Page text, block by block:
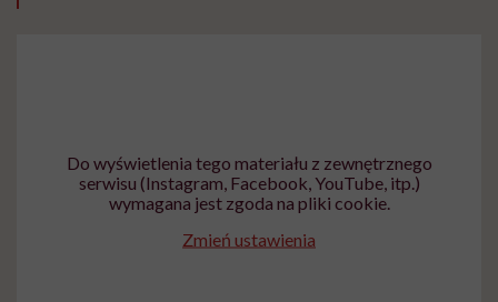
Do wyświetlenia tego materiału z zewnętrznego
serwisu (Instagram, Facebook, YouTube, itp.)
wymagana jest zgoda na pliki cookie.
Zmień ustawienia